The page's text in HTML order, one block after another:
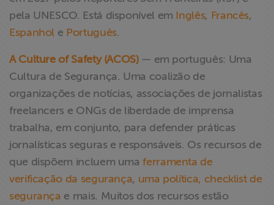
pela UNESCO. Está disponível em Inglês, Francês,
Espanhol e Português.
A Culture of Safety (ACOS)— em português: Uma
Cultura de Segurança. Uma coalizão de
organizações de notícias, associações de jornalistas
freelancers e ONGs de liberdade de imprensa
trabalha, em conjunto, para defender práticas
jornalísticas seguras e responsáveis. Os recursos de
que dispõem incluem umaferramenta de
verificação da segurança, uma política, checklist de
segurança e mais. Muitos dos recursos estão